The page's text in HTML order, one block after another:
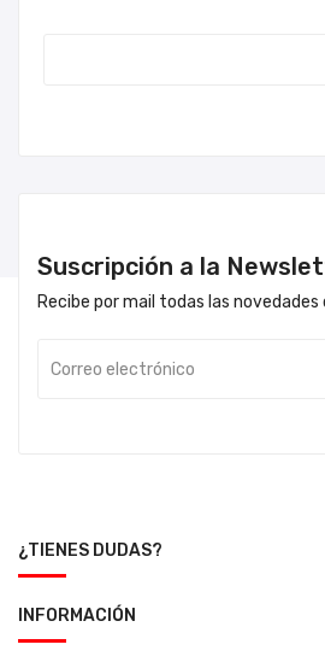
Suscripción a la
Recibe por mail todas las novedades
¿TIENES DUDAS?
INFORMACIÓN